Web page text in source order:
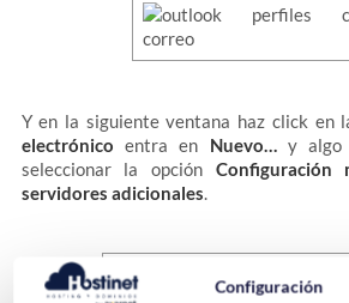
Y en la siguiente ventana haz click en
electrónico entra en Nuevo…y algo
seleccionar la opción
servidores adicionales.
Configuración